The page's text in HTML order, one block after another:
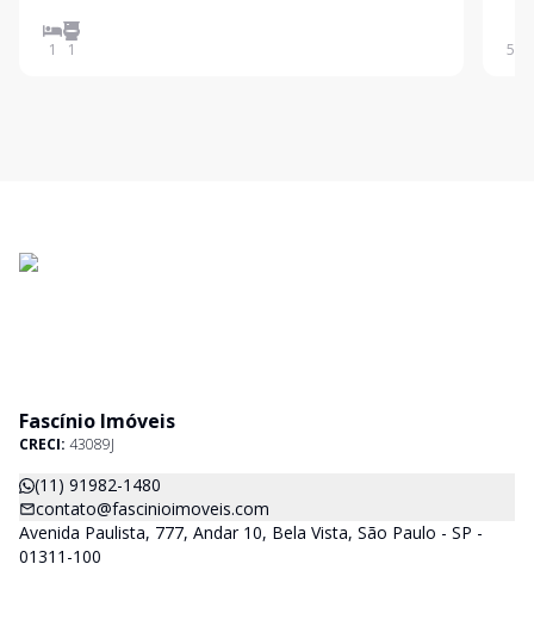
bem localizado. Com um quarto disponível, é ideal
para solteiros ou casais que desejam um espaço
1 1 56
Fascínio Imóveis
CRECI: 43089J
(11) 91982-1480
contato@fascinioimoveis.com
Avenida Paulista, 777, Andar 10, Bela Vista, São Paulo - SP -
01311-100